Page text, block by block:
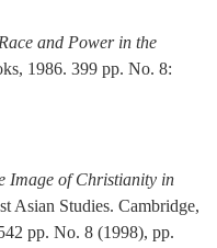
and Power in the
1986. 399 pp. No. 8:
Image of Christianity in
Asian Studies. Cambridge,
pp. No. 8 (1998), pp.